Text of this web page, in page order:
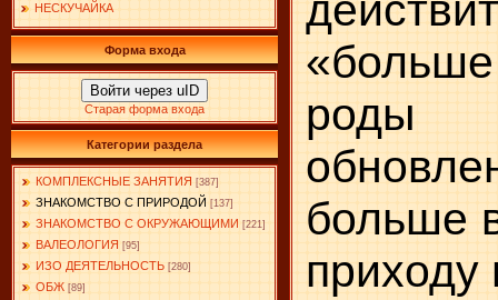
НЕСКУЧАЙКА
Форма входа
Войти через uID
Старая форма входа
Категории раздела
КОМПЛЕКСНЫЕ ЗАНЯТИЯ [387]
ЗНАКОМСТВО С ПРИРОДОЙ [137]
ЗНАКОМСТВО С ОКРУЖАЮЩИМИ [221]
ВАЛЕОЛОГИЯ [95]
ИЗО ДЕЯТЕЛЬНОСТЬ [280]
ОБЖ [89]
больше
приходу